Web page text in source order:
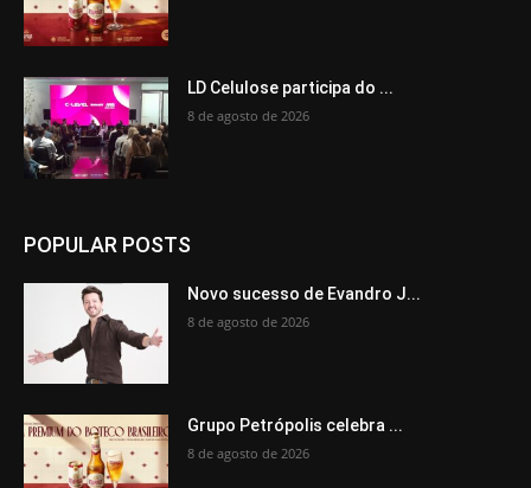
LD Celulose participa do ...
8 de agosto de 2026
POPULAR POSTS
Novo sucesso de Evandro J...
8 de agosto de 2026
Grupo Petrópolis celebra ...
8 de agosto de 2026